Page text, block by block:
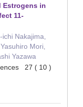
Estrogens in
11-
Nakajima,
Mori,
Yazawa
27 ( 10 )